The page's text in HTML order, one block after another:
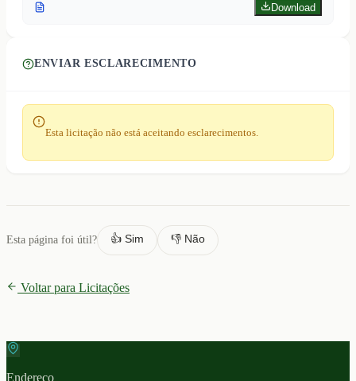
Download
ENVIAR ESCLARECIMENTO
Esta licitação não está aceitando esclarecimentos.
Esta página foi útil? 👍 Sim 👎 Não
Voltar para Licitações
Endereco